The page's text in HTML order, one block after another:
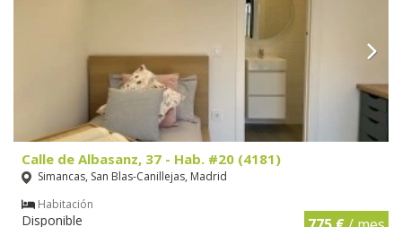
Calle de Albasanz, 37 - Hab. #20 (4181)
Simancas, San Blas-Canillejas, Madrid
Habitación
Disponible